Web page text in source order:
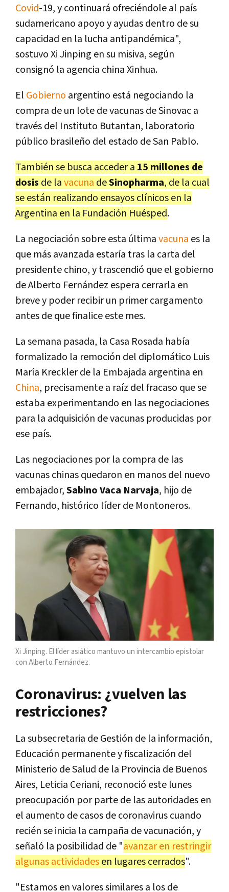
Covid-19, y continuará ofreciéndole al país
sudamericano apoyo y ayudas dentro de su
capacidad en la lucha antipandémica",
sostuvo Xi Jinping en su misiva, según
consignó la agencia china Xinhua.
El Gobierno argentino está negociando la
compra de un lote de vacunas de Sinovac a
través del Instituto Butantan, laboratorio
público brasileño del estado de San Pablo.
También se busca acceder a 15 millones de
dosis de lavacuna deSinopharma, de la cual
se están realizando ensayos clínicos en la
Argentina en la Fundación Huésped.
La negociación sobre esta últimavacuna es la
que más avanzada estaría tras la carta del
presidente chino, y trascendió que el gobierno
de Alberto Fernández espera cerrarla en
breve y poder recibir un primer cargamento
antes de que finalice este mes.
La semana pasada, la Casa Rosada había
formalizado la remoción del diplomático Luis
María Kreckler de la Embajada argentina en
China, precisamente a raíz del fracaso que se
estaba experimentando en las negociaciones
para la adquisición de vacunas producidas por
ese país.
Las negociaciones por la compra de las
vacunas chinas quedaron en manos del nuevo
embajador,Sabino Vaca Narvaja, hijo de
Fernando, histórico líder de Montoneros.
Xi Jinping. El líder asiático mantuvo un intercambio epistolar
con Alberto Fernández.
Coronavirus: ¿vuelven las
restricciones?
La subsecretaria de Gestión de la información,
Educación permanente y fiscalización del
Ministerio de Salud de la Provincia de Buenos
Aires, Leticia Ceriani, reconoció este lunes
preocupación por parte de las autoridades en
el aumento de casos de coronavirus cuando
recién se inicia la campaña de vacunación, y
señaló la posibilidad de "avanzar en restringir
algunas actividadesen lugares cerrados".
"Estamos en valores similares a los de